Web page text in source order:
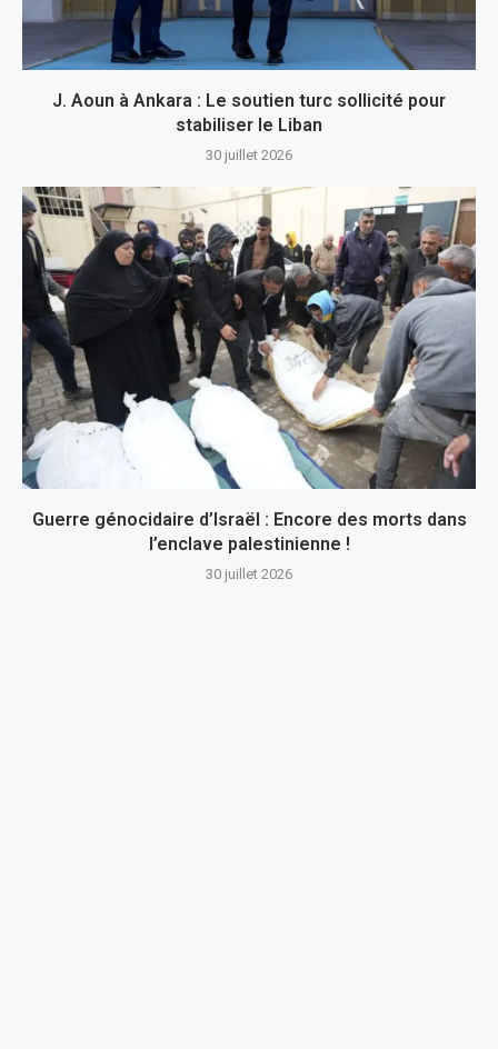
J. Aoun à Ankara : Le soutien turc sollicité pour
stabiliser le Liban
30 juillet 2026
Guerre génocidaire d’Israël : Encore des morts dans
l’enclave palestinienne !
30 juillet 2026